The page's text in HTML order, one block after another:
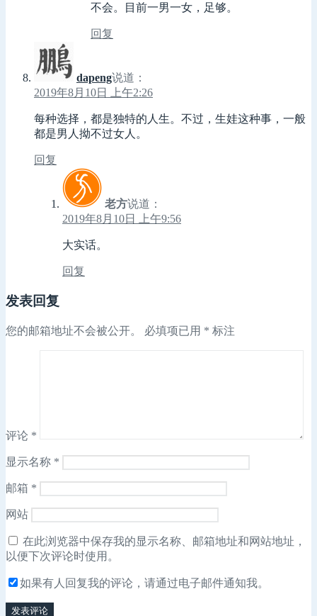
不会。目前一男一女，足够。
回复
dapeng说道：
2019年8月10日 上午2:26
每种选择，都是独特的人生。不过，生娃这种事，一般
都是男人拗不过女人。
回复
老方说道：
2019年8月10日 上午9:56
大实话。
回复
发表回复
您的邮箱地址不会被公开。 必填项已用 * 标注
评论 *
显示名称 *
邮箱 *
网站
在此浏览器中保存我的显示名称、邮箱地址和网站地址，
以便下次评论时使用。
如果有人回复我的评论，请通过电子邮件通知我。